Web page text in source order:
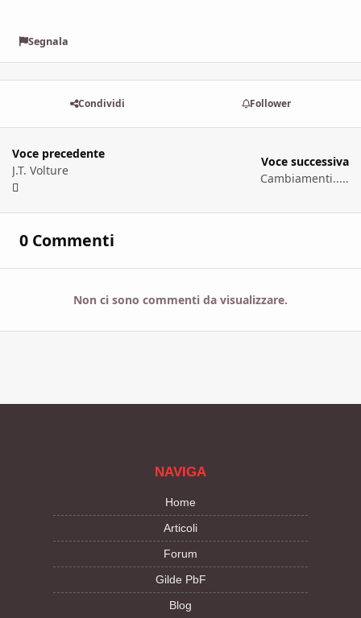
Segnala
Condividi Follower
Voce precedente
J.T. Volture
Voce successiva
Cambiamenti.....
0 Commenti
Non ci sono commenti da visualizzare.
NAVIGA
Home
Articoli
Forum
Gilde PbF
Blog